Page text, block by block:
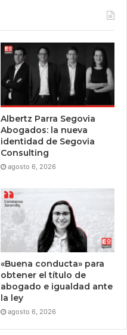
Albertz Parra Segovia
Abogados: la nueva
identidad de Segovia
Consulting
agosto 6, 2026
«Buena conducta» para
obtener el título de
abogado e igualdad ante
la ley
agosto 6, 2026